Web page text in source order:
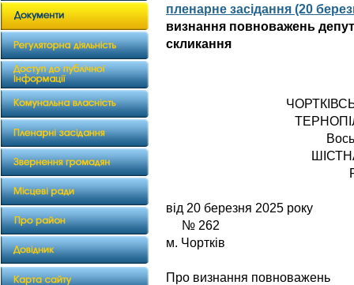
пленарне засідання (20
визнання повноважень
скликання
від 20
№ 262
м. Чортків
Про визнання повноважень